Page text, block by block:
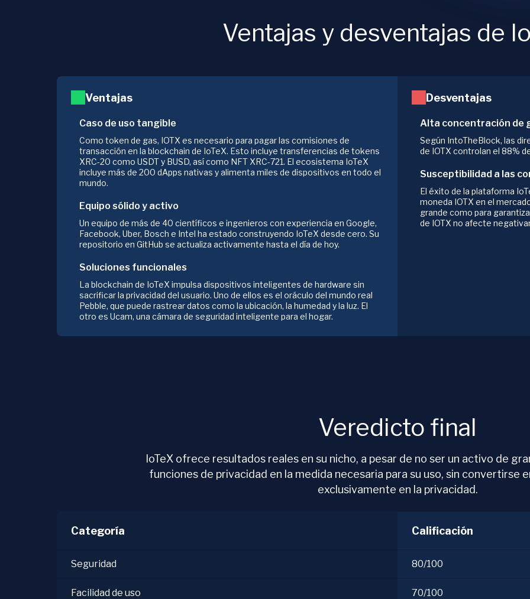
Ventajas y desventajas de
Ventajas
Caso de uso tangible
Como token de gas, IOTX es necesario para pagar las comisiones de
transacción en la blockchain de IoTeX. Esto incluye transferencias de tokens
XRC-20 como USDT y BUSD, así como NFT XRC-721. El ecosistema IoTeX
incluye más de 200 dApps nativas y alimenta miles de dispositivos en todo el
mundo.
Equipo sólido y activo
Un equipo de más de 40 científicos e ingenieros con experiencia en Google,
Facebook, Uber, Bosch e Intel ha estado construyendo IoTeX desde cero. Su
repositorio en GitHub se actualiza activamente hasta el día de hoy.
Soluciones funcionales
La blockchain de IoTeX impulsa dispositivos inteligentes de hardware sin
sacrificar la privacidad del usuario. Uno de ellos es el oráculo del mundo real
Pebble, que puede rastrear datos como la ubicación, la humedad y la luz. El
otro es Ucam, una cámara de seguridad inteligente para el hogar.
Desventajas
Alta concentración de
Según IntoTheBlock, las
de IOTX controlan el 88%
Susceptibilidad a las
El éxito de la plataforma
moneda IOTX en el
grande como para
de IOTX no afecte
Veredicto final
IoTeX ofrece resultados reales en su nicho, a pesar de no ser un activo de
funciones de privacidad en la medida necesaria para su uso, sin convertirse
exclusivamente en la privacidad.
Categoría Calificación
Seguridad 80/100
Facilidad de uso 70/100